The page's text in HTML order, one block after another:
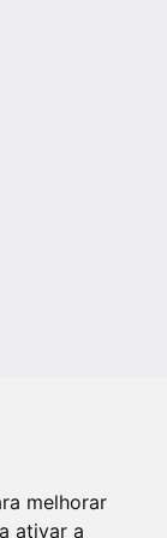
melhorar
ativar a